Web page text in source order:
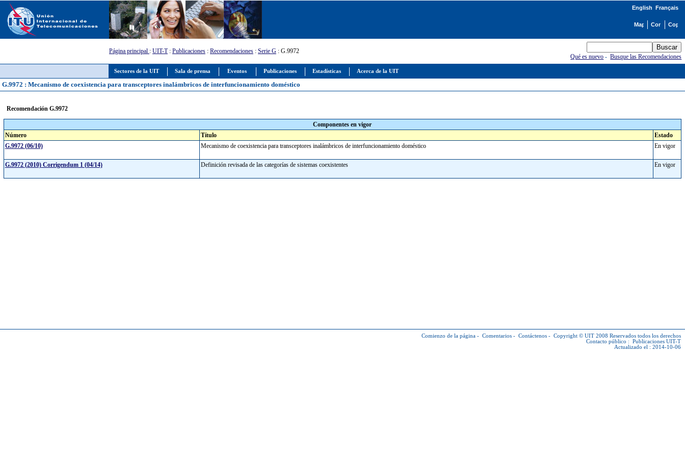
Sectores de la UIT Sala de prensa Eventos Publicaciones Estadísticas Acerca de la UIT
English Français
Página principal : UIT-T: Publicaciones : Recomendaciones : Serie G : G.9972
Qué es nuevo -Busque las Recomendaciones
G.9972 : Mecanismo de coexistencia para transceptores inalámbricos de interfuncionamiento doméstico
Recomendación G.9972
Componentes en vigor
Número
Título
Estado
G.9972 (06/10)
Mecanismo de coexistencia para transceptores inalámbricos de interfuncionamiento doméstico En vigor
G.9972 (2010) Corrigendum 1 (04/14) Definición revisada de las categorías de sistemas coexistentes En vigor
Comienzo de la página - Comentarios - Contáctenos - Copyright © UIT 2008 Reservados todos los derechos
Contacto público : Publicaciones UIT-T
Actualizado el : 2014-10-06